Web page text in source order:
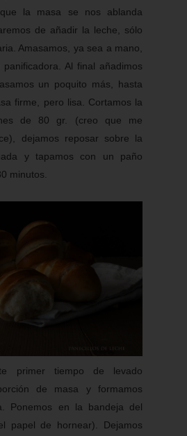
la masa se nos ablanda
de añadir la leche, sólo
Amasamos, ya sea a mano,
Al final añadimos
un poquito más, hasta
firme, pero lisa. Cortamos la
de 80 gr. (creo que me
dejamos reposar sobre la
y tapamos con un paño
minutos.
primer tiempo de levado
de masa y formamos
Ponemos en la bandeja del
papel de hornear). Dejamos